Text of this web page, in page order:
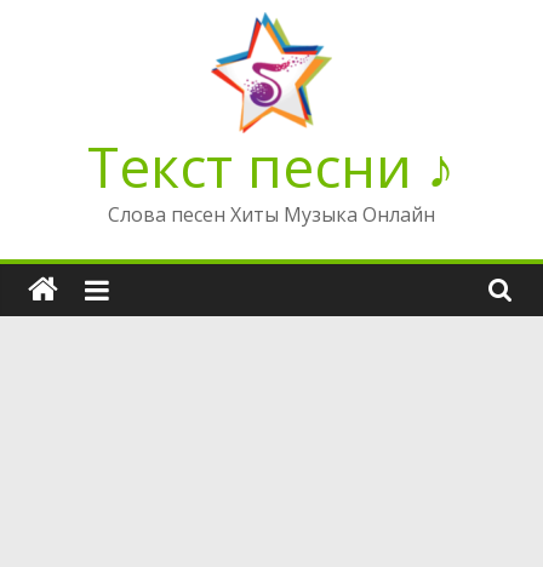
Текст песни ♪
Слова песен Хиты Музыка Онлайн